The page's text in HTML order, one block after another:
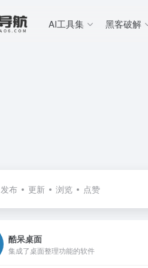
AI工具集 黑客破解
发布 更新 浏览 点赞
酷呆桌面
集成了桌面整理功能的软件